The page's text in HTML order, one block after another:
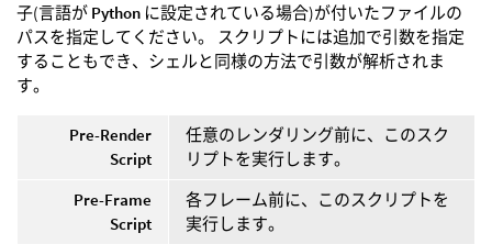
子(言語が Python に設定されている場合)が付いたファイルの
パスを指定してください。 スクリプトには追加で引数を指定
することもでき、シェルと同様の方法で引数が解析されま
す。
Pre-Render
Script
任意のレンダリング前に、このスク
リプトを実行します。
Pre-Frame
Script
各フレーム前に、このスクリプトを
実行します。